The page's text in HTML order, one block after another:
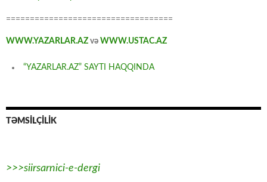
===================================
WWW.YAZARLAR.AZ və WWW.USTAC.AZ
“YAZARLAR.AZ” SAYTI HAQQINDA
TƏMSİLÇİLİK
>>>siirsarnici-e-dergi